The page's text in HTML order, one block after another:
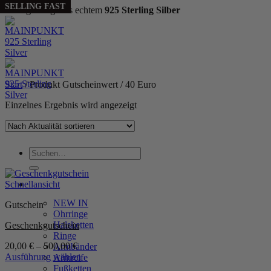
Handgefertigt aus echtem 925 Sterling Silber
Zum
Inhalt
springen
Suchen
nach:
WOMEN
NEW IN
Ohrringe
Halsketten
Ringe
Armbänder
Armreife
Fußketten
Start /Produkt Gutscheinwert /40 Euro
Einzelnes Ergebnis wird angezeigt
SELLING FAST
Schnellansicht
Gutschein
Geschenkgutschein
20,00 € –500,00€
Ausführung wählen